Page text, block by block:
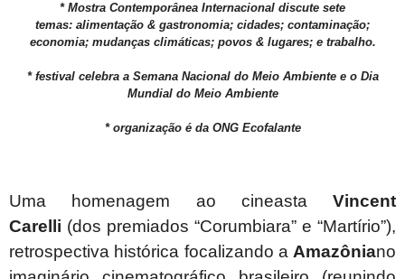
* Mostra Contemporânea Internacional discute sete
temas: alimentação & gastronomia; cidades; contaminação;
economia; mudanças climáticas; povos & lugares; e trabalho.
* festival celebra a Semana Nacional do Meio Ambiente e o Dia
Mundial do Meio Ambiente
* organização é da ONG Ecofalante
Uma homenagem ao cineasta Vincent
Carelli (dos premiados “Corumbiara” e “Martírio”),
retrospectiva histórica focalizando a Amazôniano